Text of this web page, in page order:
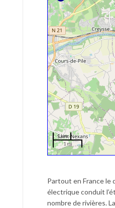
1 km
1 mi
Partout en France le
électrique conduit
nombre de rivières.